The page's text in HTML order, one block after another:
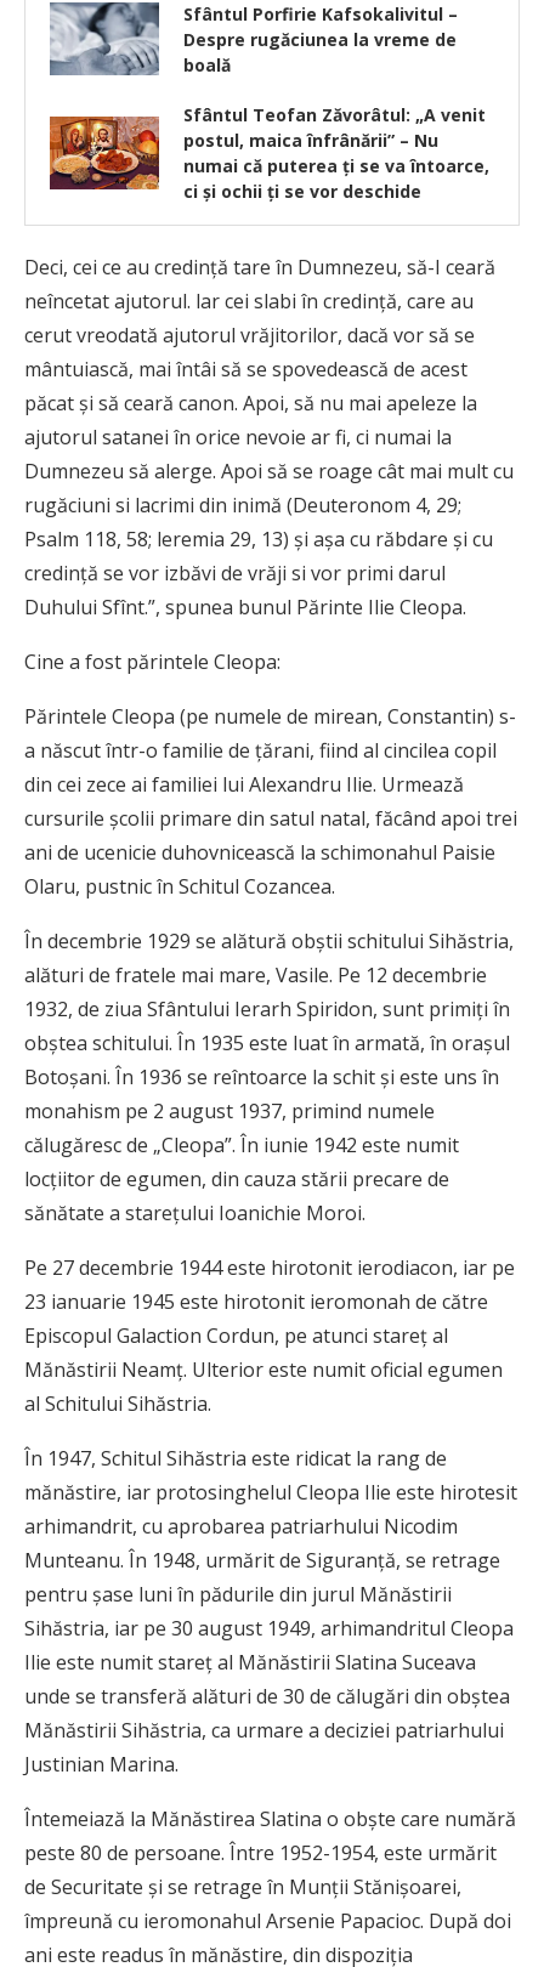
Sfântul Porfirie Kafsokalivitul –
Despre rugăciunea la vreme de
boală
Sfântul Teofan Zăvorâtul: „A venit
postul, maica înfrânării” – Nu
numai că puterea ţi se va întoarce,
ci şi ochii ţi se vor deschide
Deci, cei ce au credință tare în Dumnezeu, să-I ceară
neîncetat ajutorul. lar cei slabi în credință, care au
cerut vreodată ajutorul vrăjitorilor, dacă vor să se
mântuiască, mai întâi să se spovedească de acest
păcat și să ceară canon. Apoi, să nu mai apeleze la
ajutorul satanei în orice nevoie ar fi, ci numai la
Dumnezeu să alerge. Apoi să se roage cât mai mult cu
rugăciuni si lacrimi din inimă (Deuteronom 4, 29;
Psalm 118, 58; leremia 29, 13) și așa cu răbdare și cu
credință se vor izbăvi de vrăji si vor primi darul
Duhului Sfînt.”, spunea bunul Părinte Ilie Cleopa.
Cine a fost părintele Cleopa:
Părintele Cleopa (pe numele de mirean, Constantin) s-
a născut într-o familie de țărani, fiind al cincilea copil
din cei zece ai familiei lui Alexandru Ilie. Urmează
cursurile școlii primare din satul natal, făcând apoi trei
ani de ucenicie duhovnicească la schimonahul Paisie
Olaru, pustnic în Schitul Cozancea.
În decembrie 1929 se alătură obștii schitului Sihăstria,
alături de fratele mai mare, Vasile. Pe 12 decembrie
1932, de ziua Sfântului Ierarh Spiridon, sunt primiți în
obștea schitului. În 1935 este luat în armată, în orașul
Botoșani. În 1936 se reîntoarce la schit și este uns în
monahism pe 2 august 1937, primind numele
călugăresc de „Cleopa”. În iunie 1942 este numit
locțiitor de egumen, din cauza stării precare de
sănătate a starețului Ioanichie Moroi.
Pe 27 decembrie 1944 este hirotonit ierodiacon, iar pe
23 ianuarie 1945 este hirotonit ieromonah de către
Episcopul Galaction Cordun, pe atunci stareț al
Mănăstirii Neamț. Ulterior este numit oficial egumen
al Schitului Sihăstria.
În 1947, Schitul Sihăstria este ridicat la rang de
mănăstire, iar protosinghelul Cleopa Ilie este hirotesit
arhimandrit, cu aprobarea patriarhului Nicodim
Munteanu. În 1948, urmărit de Siguranță, se retrage
pentru șase luni în pădurile din jurul Mănăstirii
Sihăstria, iar pe 30 august 1949, arhimandritul Cleopa
Ilie este numit stareț al Mănăstirii Slatina Suceava
unde se transferă alături de 30 de călugări din obștea
Mănăstirii Sihăstria, ca urmare a deciziei patriarhului
Justinian Marina.
Întemeiază la Mănăstirea Slatina o obște care numără
peste 80 de persoane. Între 1952-1954, este urmărit
de Securitate și se retrage în Munții Stănișoarei,
împreună cu ieromonahul Arsenie Papacioc. După doi
ani este readus în mănăstire, din dispoziția